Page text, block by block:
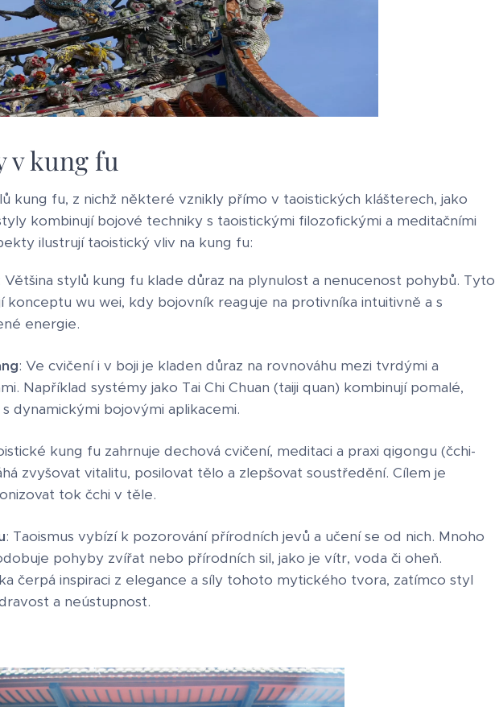
v kung fu
kung fu, z nichž některé vznikly přímo v taoistických klášterech, jako
kombinují bojové techniky s taoistickými filozofickými a meditačními
ilustrují taoistický vliv na kung fu:
: Většina stylů kung fu klade důraz na plynulost a nenucenost pohybů. Tyto
konceptu wu wei, kdy bojovník reaguje na protivníka intuitivně a s
energie.
: Ve cvičení i v boji je kladen důraz na rovnováhu mezi tvrdými a
Například systémy jako Tai Chi Chuan (taiji quan) kombinují pomalé,
dynamickými bojovými aplikacemi.
kung fu zahrnuje dechová cvičení, meditaci a praxi qigongu (čchi-
zvyšovat vitalitu, posilovat tělo a zlepšovat soustředění. Cílem je
tok čchi v těle.
: Taoismus vybízí k pozorování přírodních jevů a učení se od nich. Mnoho
pohyby zvířat nebo přírodních sil, jako je vítr, voda či oheň.
čerpá inspiraci z elegance a síly tohoto mytického tvora, zatímco styl
a neústupnost.